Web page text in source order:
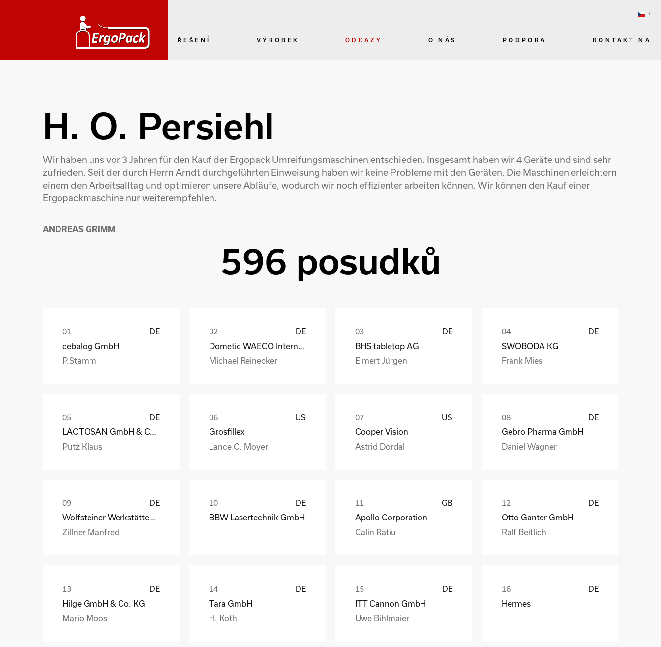
ŘEŠENÍ VÝROBEK ODKAZY O NÁS PODPORA KONTAKT NA
H. O. Persiehl
Wir haben uns vor 3 Jahren für den Kauf der Ergopack Umreifungsmaschinen entschieden. Insgesamt haben wir 4 Geräte und sind sehr
zufrieden. Seit der durch Herrn Arndt durchgeführten Einweisung haben wir keine Probleme mit den Geräten. Die Maschinen erleichtern
einem den Arbeitsalltag und optimieren unsere Abläufe, wodurch wir noch effizienter arbeiten können. Wir können den Kauf einer
Ergopackmaschine nur weiterempfehlen.
ANDREAS GRIMM
596 posudků
DE
cebalog GmbH
P.Stamm
DE
Michael Reinecker
DE
BHS tabletop AG
Eimert Jürgen
DE
SWOBODA KG
Frank Mies
DE
LACTOSAN GmbH & Co. KG
Putz Klaus
US
Grosfillex
Lance C. Moyer
US
Cooper Vision
Astrid Dordal
DE
Gebro Pharma GmbH
Daniel Wagner
DE
Wolfsteiner Werkstätten, Außenstelle Industriemo
Zillner Manfred
DE
BBW Lasertechnik GmbH
GB
Apollo Corporation
Calin Ratiu
DE
Otto Ganter GmbH
Ralf Beitlich
DE
Hilge GmbH & Co. KG
Mario Moos
DE
Tara GmbH
H. Koth
DE
ITT Cannon GmbH
Uwe Bihlmaier
DE
Hermes